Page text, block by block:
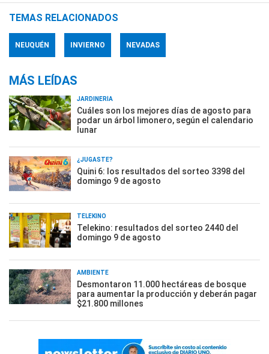
TEMAS RELACIONADOS
NEUQUÉN INVIERNO NEVADAS
MÁS LEÍDAS
JARDINERÍA
Cuáles son los mejores días de agosto para
podar un árbol limonero, según el calendario
lunar
¿JUGASTE?
Quini 6: los resultados del sorteo 3398 del
domingo 9 de agosto
TELEKINO
Telekino: resultados del sorteo 2440 del
domingo 9 de agosto
AMBIENTE
Desmontaron 11.000 hectáreas de bosque
para aumentar la producción y deberán pagar
$21.800 millones